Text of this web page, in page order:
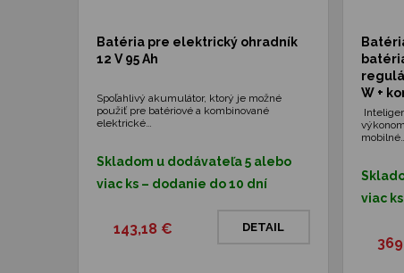
Batéria pre elektrický ohradník
12 V 95 Ah
Spoľahlivý akumulátor, ktorý je možné
použiť pre batériové a kombinované
elektrické…
Skladom u dodávateľa 5 alebo
viac ks – dodanie do 10 dní
143,18 € DETAIL
W +
viac